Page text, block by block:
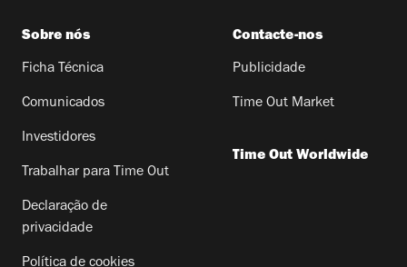
Sobre nós
Ficha Técnica
Comunicados
Investidores
Trabalhar para Time Out
Declaração de
privacidade
Política de cookies
Contacte-nos
Publicidade
Time Out Market
Time Out Worldwide